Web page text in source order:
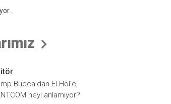
Bucca'dan El Hol'e,
neyi anlamıyor?